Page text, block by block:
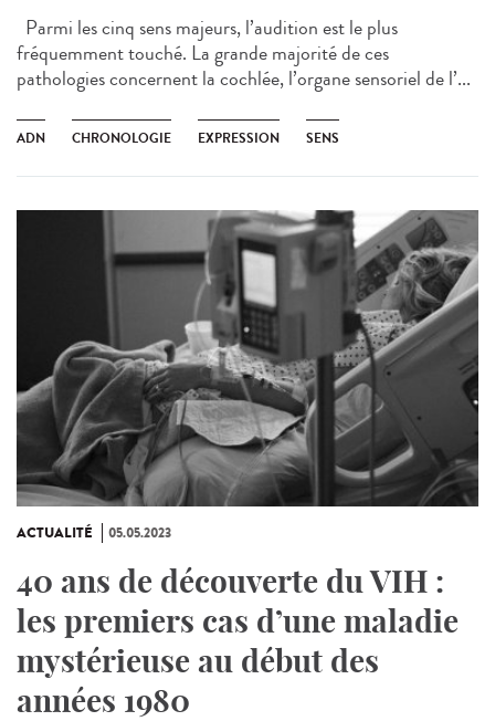
Parmi les cinq sens majeurs, l’audition est le plus
fréquemment touché. La grande majorité de ces
pathologies concernent la cochlée, l’organe sensoriel de l’...
ADN CHRONOLOGIE EXPRESSION SENS
ACTUALITÉ 05.05.2023
40 ans de découverte du VIH :
les premiers cas d’une maladie
mystérieuse au début des
années 1980